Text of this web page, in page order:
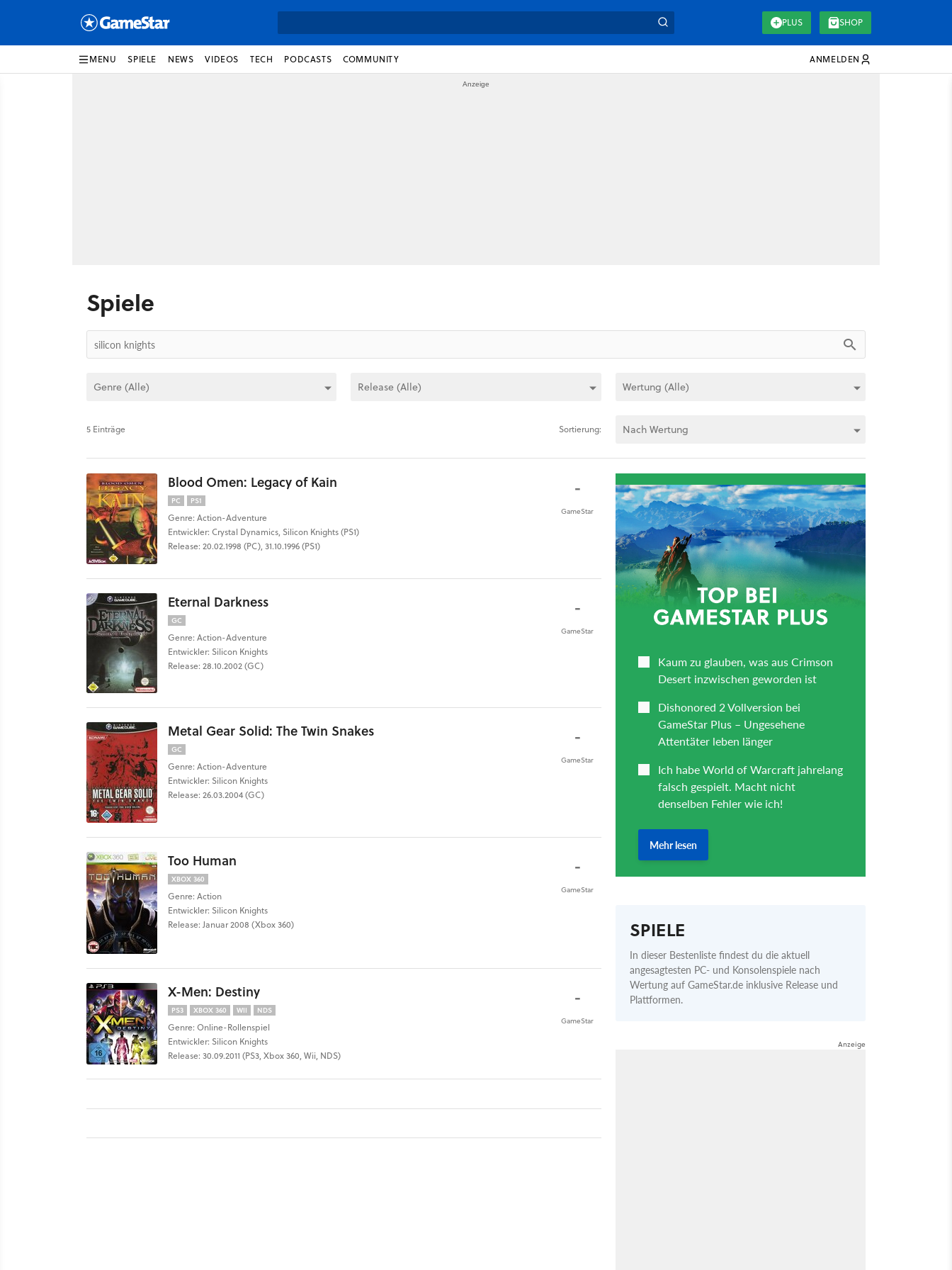
PLUS SHOP
MENU SPIELE NEWS VIDEOS TECH PODCASTS COMMUNITY ANMELDEN
Spiele
5 Einträge Sortierung:
Blood Omen: Legacy of Kain
PC PS1
Genre: Action-Adventure
Entwickler: Crystal Dynamics, Silicon Knights (PS1)
Release: 20.02.1998 (PC), 31.10.1996 (PS1)
-
GameStar
Eternal Darkness
GC
Genre: Action-Adventure
Entwickler: Silicon Knights
Release: 28.10.2002 (GC)
-
GameStar
Metal Gear Solid: The Twin Snakes
GC
Genre: Action-Adventure
Entwickler: Silicon Knights
Release: 26.03.2004 (GC)
-
GameStar
Too Human
XBOX 360
Genre: Action
Entwickler: Silicon Knights
Release: Januar 2008 (Xbox 360)
-
GameStar
X-Men: Destiny
PS3 XBOX 360 WII NDS
Genre: Online-Rollenspiel
Entwickler: Silicon Knights
Release: 30.09.2011 (PS3, Xbox 360, Wii, NDS)
-
GameStar
SPIELE
In dieser Bestenliste findest du die aktuell
angesagtesten PC- und Konsolenspiele nach
Wertung auf GameStar.de inklusive Release und
Plattformen.